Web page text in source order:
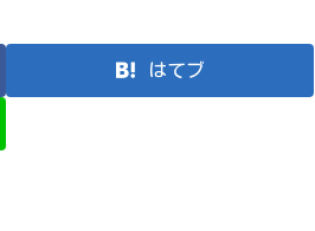
はてブ